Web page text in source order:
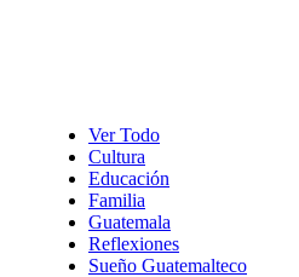
Ver Todo
Cultura
Educación
Familia
Guatemala
Reflexiones
Sueño Guatemalteco